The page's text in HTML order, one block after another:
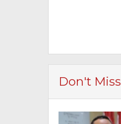
Don't Miss